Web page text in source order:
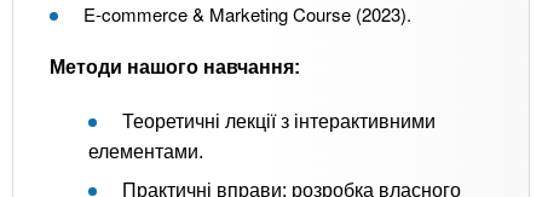
E-commerce & Marketing Course (2023).
Методи нашого навчання:
Теоретичні лекції з інтерактивними
елементами.
Практичні вправи: розробка власного